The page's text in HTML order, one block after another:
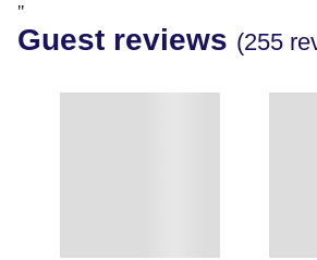
"
Guest reviews (255